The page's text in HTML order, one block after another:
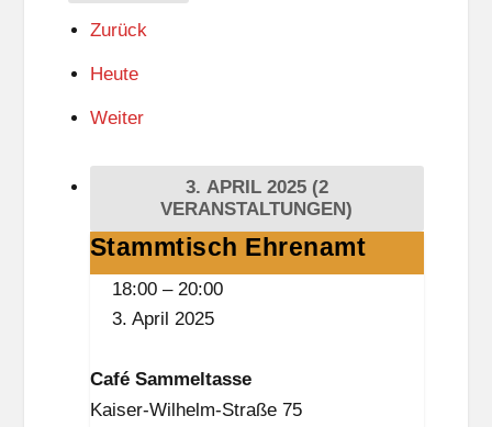
Zurück
Heute
Weiter
3. APRIL 2025 (2
VERANSTALTUNGEN)
Stammtisch
Ehrenamt
Stammtisch Ehrenamt
18:00 – 20:00
3. April 2025
Café Sammeltasse
Kaiser-Wilhelm-Straße 75